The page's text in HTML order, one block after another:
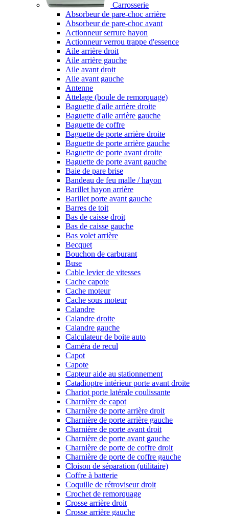
Carrosserie
Absorbeur de pare-choc arrière
Absorbeur de pare-choc avant
Actionneur serrure hayon
Actionneur verrou trappe d'essence
Aile arrière droit
Aile arrière gauche
Aile avant droit
Aile avant gauche
Antenne
Attelage (boule de remorquage)
Baguette d'aile arrière droite
Baguette d'aile arrière gauche
Baguette de coffre
Baguette de porte arrière droite
Baguette de porte arrière gauche
Baguette de porte avant droite
Baguette de porte avant gauche
Baie de pare brise
Bandeau de feu malle / hayon
Barillet hayon arrière
Barillet porte avant gauche
Barres de toit
Bas de caisse droit
Bas de caisse gauche
Bas volet arrière
Becquet
Bouchon de carburant
Buse
Cable levier de vitesses
Cache capote
Cache moteur
Cache sous moteur
Calandre
Calandre droite
Calandre gauche
Calculateur de boite auto
Caméra de recul
Capot
Capote
Capteur aide au stationnement
Catadioptre intérieur porte avant droite
Chariot porte latérale coulissante
Charnière de capot
Charnière de porte arrière droit
Charnière de porte arrière gauche
Charnière de porte avant droit
Charnière de porte avant gauche
Charnière de porte de coffre droit
Charnière de porte de coffre gauche
Cloison de séparation (utilitaire)
Coffre à batterie
Coquille de rétroviseur droit
Crochet de remorquage
Crosse arrière droit
Crosse arrière gauche